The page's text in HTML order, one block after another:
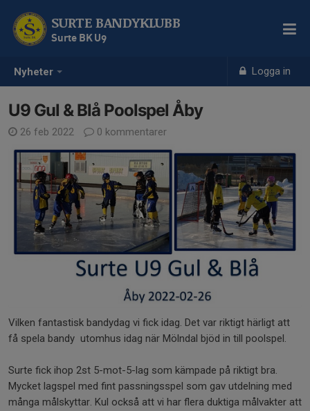
Nyheter Logga in
SURTE BANDYKLUBB
Surte BK U9
U9 Gul & Blå Poolspel Åby
26 feb 2022 0 kommentarer
Vilken fantastisk bandydag vi fick idag. Det var riktigt härligt att
få spela bandy utomhus idag när Mölndal bjöd in till poolspel.
Surte fick ihop 2st 5-mot-5-lag som kämpade på riktigt bra.
Mycket lagspel med fint passningsspel som gav utdelning med
många målskyttar. Kul också att vi har flera duktiga målvakter att